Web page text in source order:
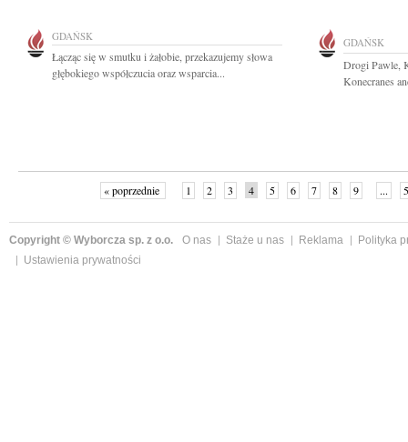
GDAŃSK
Łącząc się w smutku i żałobie, przekazujemy słowa
głębokiego współczucia oraz wsparcia...
GDAŃSK
Drogi Pawle,
Konecranes
« poprzednie 1 2 3 4 5 6 7 8 9 ...
Copyright © Wyborcza sp. z o.o. O nas Staże u nas Reklama
Polityka
Ustawienia prywatności